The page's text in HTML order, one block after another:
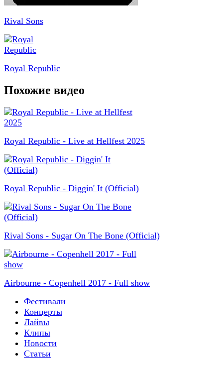
Rival Sons
Royal Republic
Похожие видео
Royal Republic - Live at Hellfest 2025
Royal Republic - Diggin' It (Official)
Rival Sons - Sugar On The Bone (Official)
Airbourne - Copenhell 2017 - Full show
Фестивали
Концерты
Лайвы
Клипы
Новости
Статьи